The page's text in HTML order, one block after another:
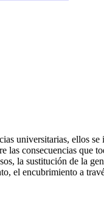
universitarias, ellos
las consecuencias que
la sustitución de la
el encubrimiento a